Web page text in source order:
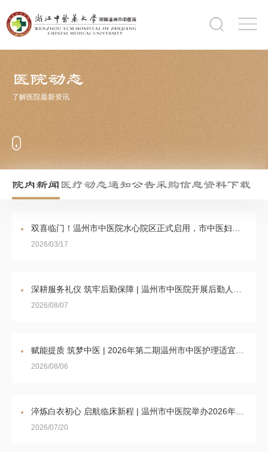
医院动态
了解医院最新资讯
院内新闻 医疗动态通知公告采购信息资料下载
2026/03/17
2026/08/07
2026/08/06
2026/07/20